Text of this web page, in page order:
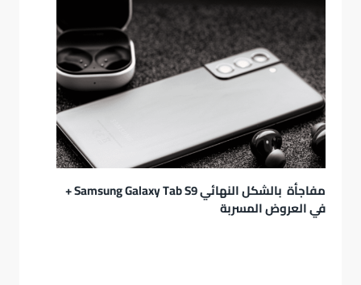
مفاجأة بالشكل النهائي Samsung Galaxy Tab S9 +
في العروض المسربة